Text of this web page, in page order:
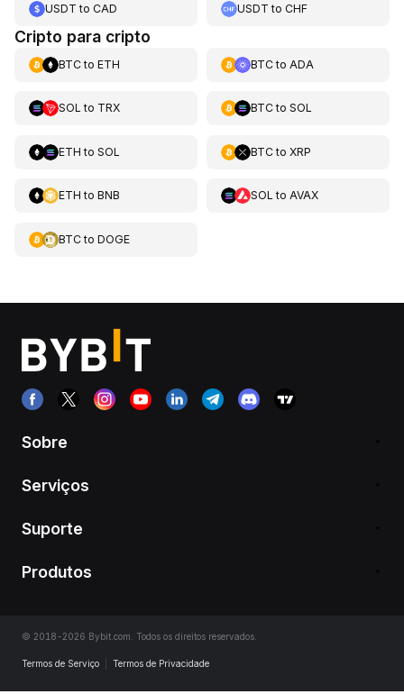
USDT to CAD USDT toCHF
Cripto para cripto
BTCto ETH BTCto ADA
SOL to TRX BTCto SOL
ETH to SOL BTCto XRP
ETH to BNB SOL to AVAX
BTCto DOGE
Sobre
Serviços
Suporte
Produtos
© 2018-2026 Bybit.com. Todos os direitos reservados.
Termos de Serviço Termos de Privacidade